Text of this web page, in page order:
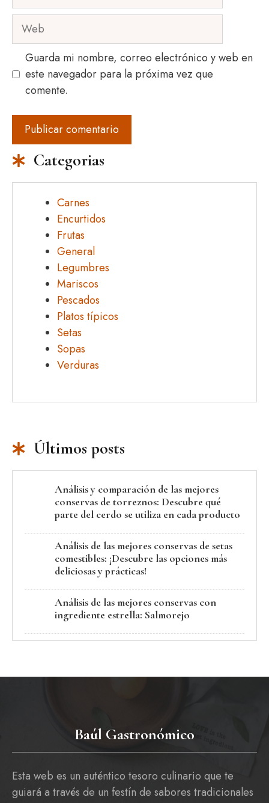
Web
Guarda mi nombre, correo electrónico y web en
este navegador para la próxima vez que
comente.
Categorias
Carnes
Encurtidos
Frutas
General
Legumbres
Mariscos
Pescados
Platos típicos
Setas
Sopas
Verduras
Últimos posts
Análisis y comparación de las mejores
conservas de torreznos: Descubre qué
parte del cerdo se utiliza en cada producto
Análisis de las mejores conservas de setas
comestibles: ¡Descubre las opciones más
deliciosas y prácticas!
Análisis de las mejores conservas con
ingrediente estrella: Salmorejo
Baúl Gastronómico
Esta web es un auténtico tesoro culinario que te
guiará a través de un festín de sabores tradicionales